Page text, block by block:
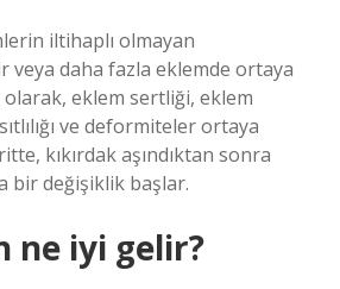
iltihaplı olmayan
veya daha fazla eklemde ortaya
olarak, eklem sertliği, eklem
ve deformiteler ortaya
kıkırdak aşındıktan sonra
bir değişiklik başlar.
ne iyi gelir?